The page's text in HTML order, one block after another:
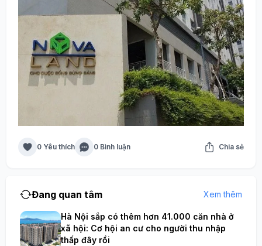
0 Yêu thích 0 Bình luận Chia sẻ
Đang quan tâm Xem thêm
Hà Nội sắp có thêm hơn 41.000 căn nhà ở
xã hội: Cơ hội an cư cho người thu nhập
thấp đây rồi